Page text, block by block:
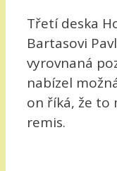
Třetí deska
Bartasovi
vyrovnaná
nabízel
on říká, že to
remis.